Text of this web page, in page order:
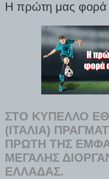
H πρώτη μας φορά
ΣΤΟ ΚΎΠΕΛΛΟ
(ΙΤΑΛΊΑ)
ΠΡΏΤΗ ΤΗΣ
ΜΕΓΆΛΗΣ
ΕΛΛΆΔΑΣ.